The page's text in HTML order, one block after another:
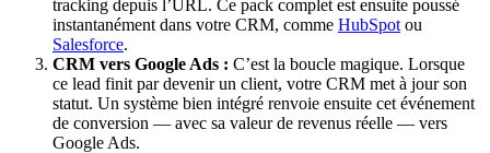
tracking depuis l’URL. Ce pack complet est ensuite poussé
instantanément dans votre CRM, comme HubSpot ou
Salesforce.
CRM vers Google Ads : C’est la boucle magique. Lorsque
ce lead finit par devenir un client, votre CRM met à jour son
statut. Un système bien intégré renvoie ensuite cet événement
de conversion — avec sa valeur de revenus réelle — vers
Google Ads.